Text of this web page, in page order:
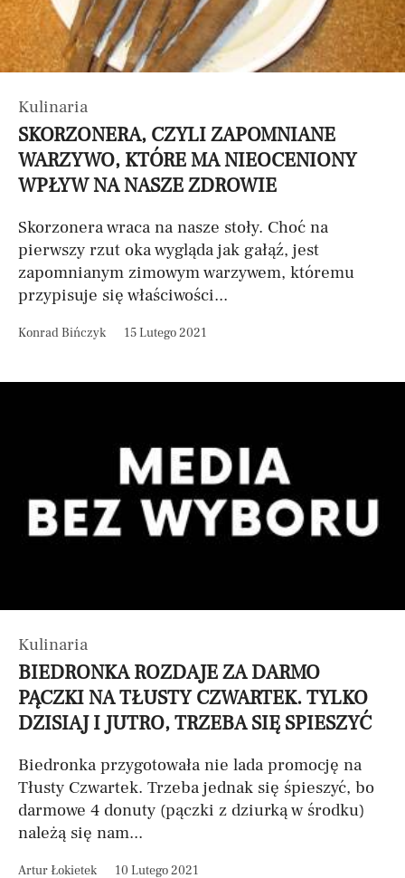
Kulinaria
SKORZONERA, CZYLI ZAPOMNIANE
WARZYWO, KTÓRE MA NIEOCENIONY
WPŁYW NA NASZE ZDROWIE
Skorzonera wraca na nasze stoły. Choć na
pierwszy rzut oka wygląda jak gałąź, jest
zapomnianym zimowym warzywem, któremu
przypisuje się właściwości...
Konrad Bińczyk 15 Lutego 2021
Kulinaria
BIEDRONKA ROZDAJE ZA DARMO
PĄCZKI NA TŁUSTY CZWARTEK. TYLKO
DZISIAJ I JUTRO, TRZEBA SIĘ SPIESZYĆ
Biedronka przygotowała nie lada promocję na
Tłusty Czwartek. Trzeba jednak się śpieszyć, bo
darmowe 4 donuty (pączki z dziurką w środku)
należą się nam...
Artur Łokietek 10 Lutego 2021